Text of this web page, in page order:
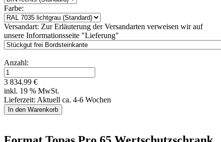
Farbe:
Versandart: Zur Erläuterung der Versandarten verweisen wir auf
unsere Informationsseite "Lieferung"
Anzahl:
3 834.99 €
inkl. 19 % MwSt.
Lieferzeit: Aktuell ca. 4-6 Wochen